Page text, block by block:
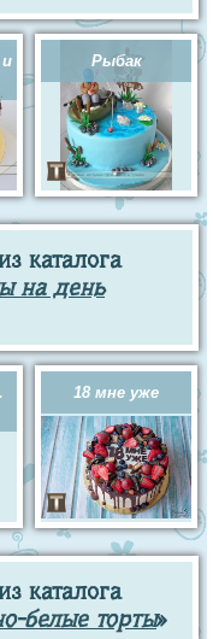
Рыбак
каталога
на день
18 мне уже
каталога
белые торты»